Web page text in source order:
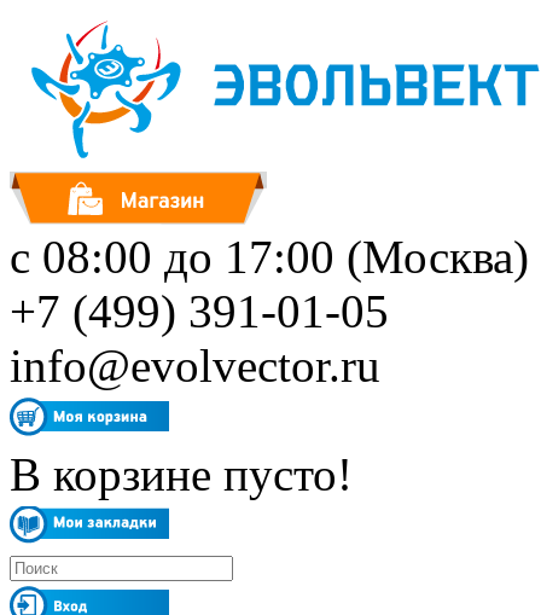
с 08:00 до 17:00 (Москва)
+7 (499) 391-01-05
info@evolvector.ru
В корзине пусто!